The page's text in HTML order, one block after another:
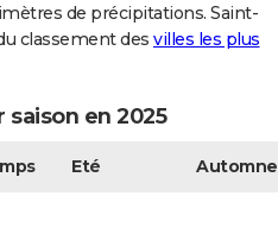
de précipitations. Saint-
classement des villes les plus
en 2025
Eté Automne